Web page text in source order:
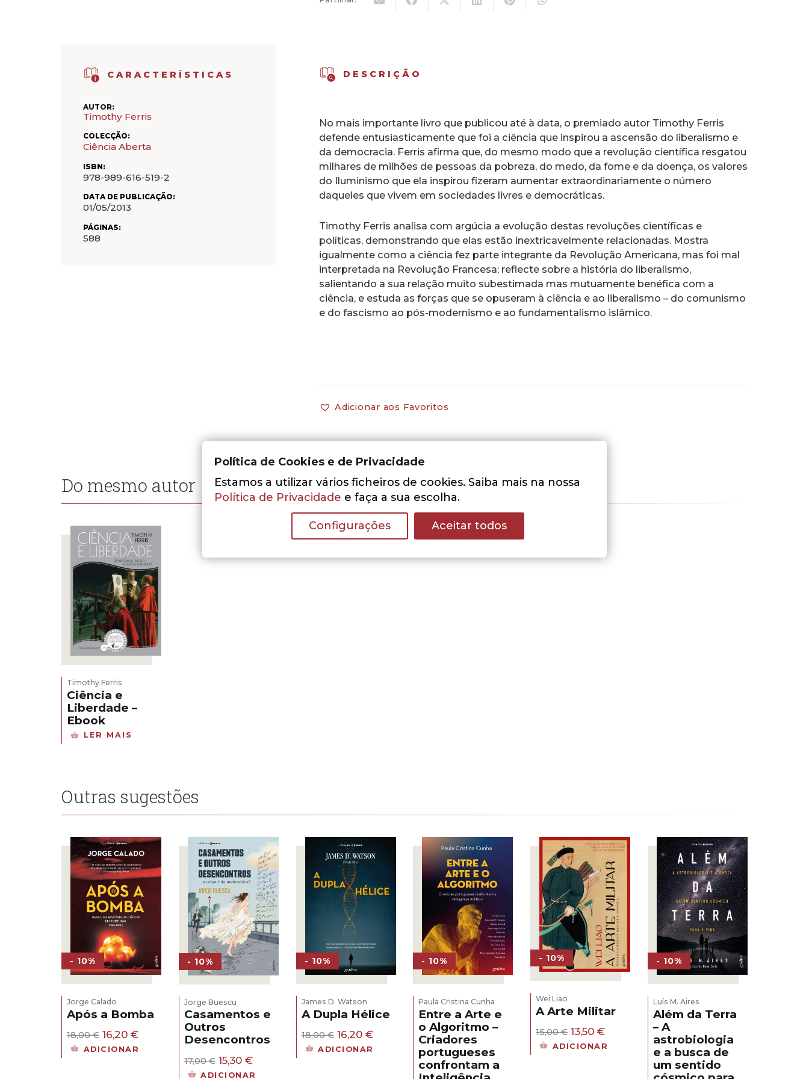
CARACTERÍSTICAS
AUTOR:
Timothy Ferris
COLECÇÃO:
Ciência Aberta
ISBN:
978-989-616-519-2
DATA DE PUBLICAÇÃO:
01/05/2013
PÁGINAS:
588
DESCRIÇÃO
No mais importante livro que publicou até à data, o premiado autor Timothy Ferris
defende entusiasticamente que foi a ciência que inspirou a ascensão do liberalismo e
da democracia. Ferris afirma que, do mesmo modo que a revolução científica resgatou
milhares de milhões de pessoas da pobreza, do medo, da fome e da doença, os valores
do Iluminismo que ela inspirou fizeram aumentar extraordinariamente o número
daqueles que vivem em sociedades livres e democráticas.
Timothy Ferris analisa com argúcia a evolução destas revoluções científicas e
políticas, demonstrando que elas estão inextricavelmente relacionadas. Mostra
igualmente como a ciência fez parte integrante da Revolução Americana, mas foi mal
interpretada na Revolução Francesa; reflecte sobre a história do liberalismo,
salientando a sua relação muito subestimada mas mutuamente benéfica com a
ciência, e estuda as forças que se opuseram à ciência e ao liberalismo – do comunismo
e do fascismo ao pós-modernismo e ao fundamentalismo islâmico.
Adicionar aos Favoritos
Do mesmo autor
Timothy Ferris
Ciência e
Liberdade –
Ebook
LER MAIS
Outras sugestões
- 10%
Jorge Calado
Após a Bomba
18,00€ O
preço
16,20 €O
ADICIONAR
- 10%
Jorge Buescu
Casamentos e
Outros
Desencontros
17,00€ O
preço
15,30 €O
preço
ADICIONAR
- 10%
James D. Watson
A Dupla Hélice
18,00€ O
preço
16,20 €O
ADICIONAR
- 10%
Paula Cristina Cunha
Entre a Arte e
o Algoritmo –
Criadores
portugueses
confrontam a
- 10%
Wei Liao
A Arte Militar
15,00€ O
preço
13,50€O
preço
ADICIONAR
- 10%
Luís M. Aires
Além da Terra
– A
astrobiologia
e a busca de
um sentido
Política de Cookies e de Privacidade
Estamos a utilizar vários ficheiros de cookies. Saiba mais na nossa
Política de Privacidade e faça a sua escolha.
Configurações Aceitar todos